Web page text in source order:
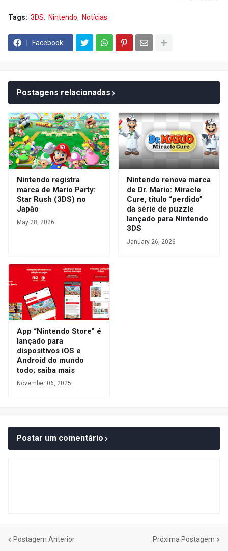
Tags: 3DS Nintendo Notícias
Facebook
Postagens relacionadas
Nintendo registra
marca de Mario Party:
Star Rush (3DS) no
Japão
May 28, 2026
Nintendo renova marca
de Dr. Mario: Miracle
Cure, título “perdido”
da série de puzzle
lançado para Nintendo
3DS
January 26, 2026
App “Nintendo Store” é
lançado para
dispositivos iOS e
Android do mundo
todo; saiba mais
November 06, 2025
Postar um comentário
Postagem Anterior Próxima Postagem